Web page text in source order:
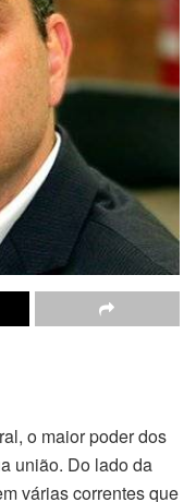
o maior poder dos
união. Do lado da
várias correntes que